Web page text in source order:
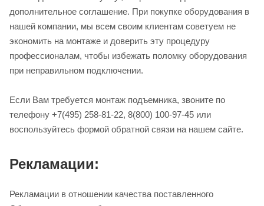
дополнительное соглашение. При покупке оборудования в
нашей компании, мы всем своим клиентам советуем не
экономить на монтаже и доверить эту процедуру
профессионалам, чтобы избежать поломку оборудования
при неправильном подключении.
Если Вам требуется монтаж подъемника, звоните по
телефону +7(495) 258-81-22, 8(800) 100-97-45 или
воспользуйтесь формой обратной связи на нашем сайте.
Рекламации:
Рекламации в отношении качества поставленного